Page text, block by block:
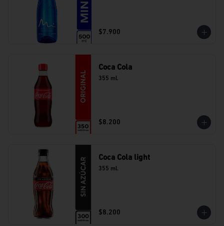
$7.900
Coca Cola
355 ml.
$8.200
Coca Cola light
355 ml.
$8.200